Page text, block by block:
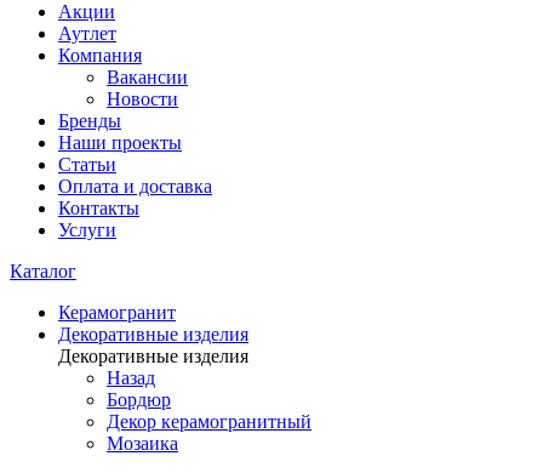
Акции
Аутлет
Компания
Вакансии
Новости
Бренды
Наши проекты
Статьи
Оплата и доставка
Контакты
Услуги
Каталог
Керамогранит
Декоративные изделия
Декоративные изделия
Назад
Бордюр
Декор керамогранитный
Мозаика